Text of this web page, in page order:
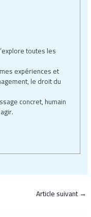
toutes les
expériences et
le droit du
concret, humain
Article suivant→